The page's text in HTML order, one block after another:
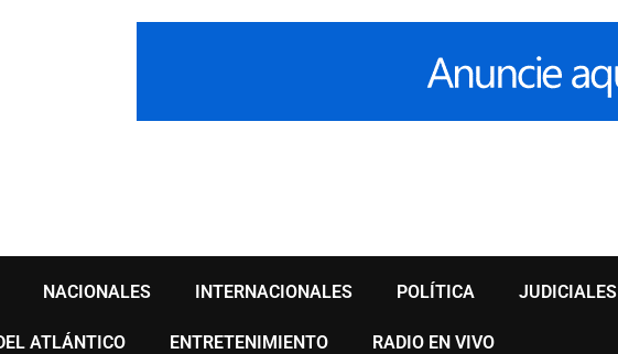
NACIONALES INTERNACIONALES POLÍTICA JUDICIALES
ATLÁNTICO ENTRETENIMIENTO RADIO EN VIVO